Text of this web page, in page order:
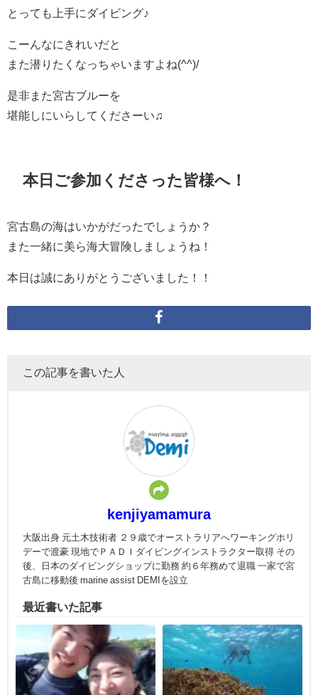
とっても上手にダイビング♪
こーんなにきれいだと
また潜りたくなっちゃいますよね(^^)/
是非また宮古ブルーを
堪能しにいらしてくださーい♫
本日ご参加くださった皆様へ！
宮古島の海はいかがだったでしょうか？
また一緒に美ら海大冒険しましょうね！
本日は誠にありがとうございました！！
この記事を書いた人
kenjiyamamura
大阪出身 元土木技術者 ２９歳でオーストラリアへワーキングホリ
デーで渡豪 現地でＰＡＤＩダイビングインストラクター取得 その
後、日本のダイビングショップに勤務 約６年務めて退職 一家で宮
古島に移動後 marine assist DEMIを設立
最近書いた記事